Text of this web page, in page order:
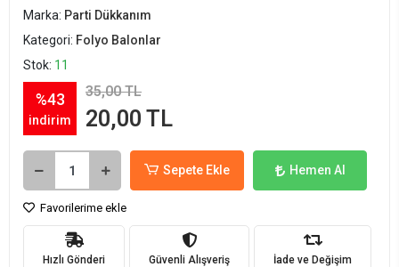
Marka: Parti Dükkanım
Kategori: Folyo Balonlar
Stok: 11
%43
indirim
35,00 TL
20,00 TL
Sepete Ekle Hemen Al
Favorilerime ekle
Hızlı Gönderi Güvenli Alışveriş İade ve Değişim